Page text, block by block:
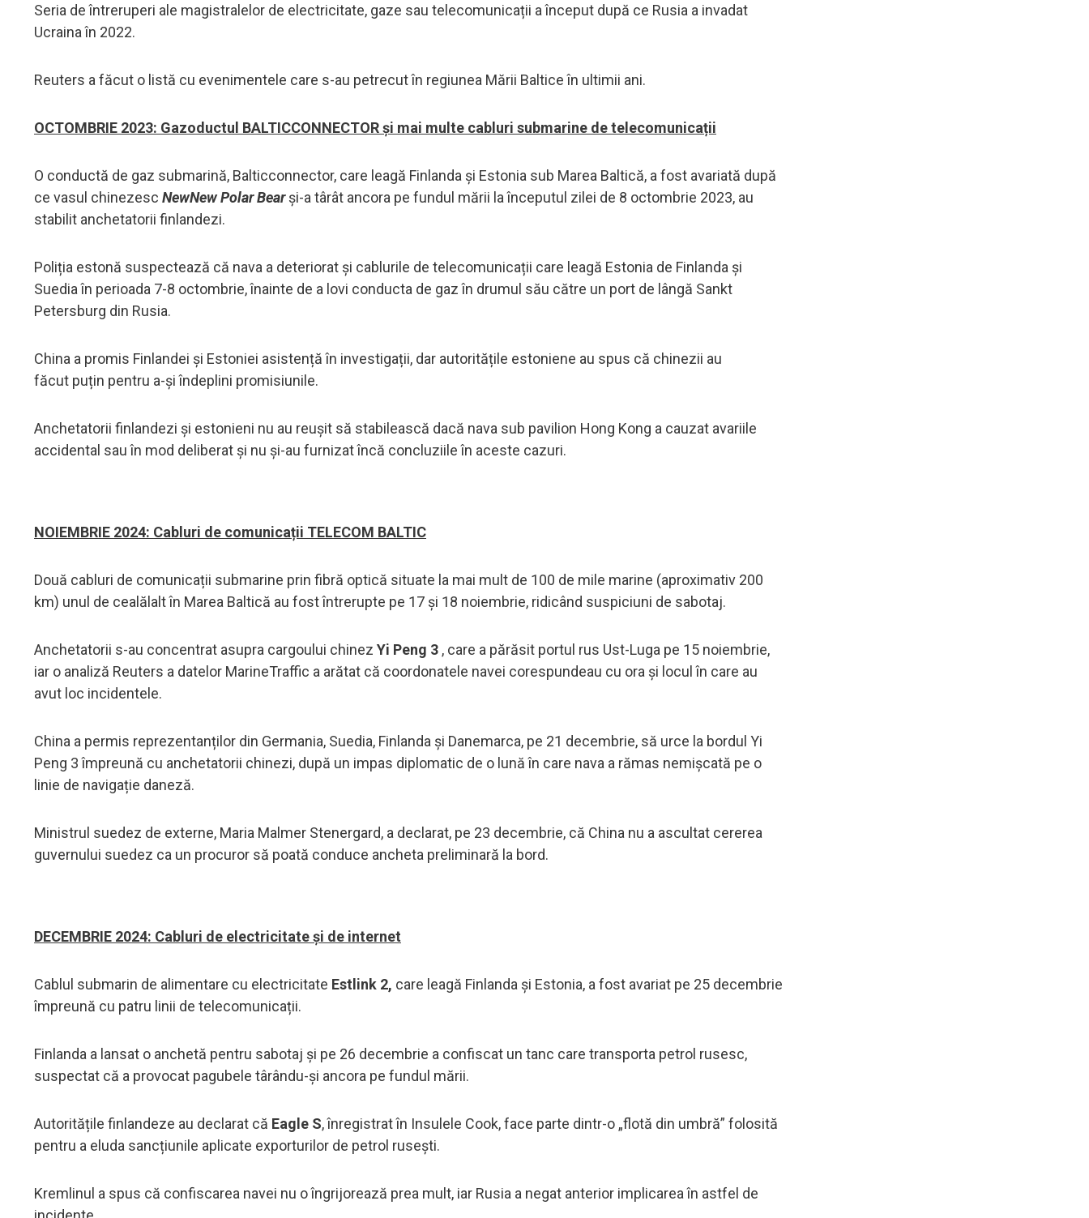
Seria de întreruperi ale magistralelor de electricitate, gaze sau telecomunicații a început după ce Rusia a invadat
Ucraina în 2022.
Reuters a făcut o listă cu evenimentele care s-au petrecut în regiunea Mării Baltice în ultimii ani.
OCTOMBRIE 2023: Gazoductul BALTICCONNECTOR și mai multe cabluri submarine de telecomunicații
O conductă de gaz submarină, Balticconnector, care leagă Finlanda și Estonia sub Marea Baltică, a fost avariată după
ce vasul chinezesc NewNew Polar Bearși-a târât ancora pe fundul mării la începutul zilei de 8 octombrie 2023, au
stabilit anchetatorii finlandezi.
Poliția estonă suspectează că nava a deteriorat și cablurile de telecomunicații care leagă Estonia de Finlanda și
Suedia în perioada 7-8 octombrie, înainte de a lovi conducta de gaz în drumul său către un port de lângă Sankt
Petersburg din Rusia.
China a promis Finlandei și Estoniei asistență în investigații, dar autoritățile estoniene au spus că chinezii au
făcut puțin pentru a-și îndeplini promisiunile.
Anchetatorii finlandezi și estonieni nu au reușit să stabilească dacă nava sub pavilion Hong Kong a cauzat avariile
accidental sau în mod deliberat și nu și-au furnizat încă concluziile în aceste cazuri.
NOIEMBRIE 2024: Cabluri de comunicații TELECOM BALTIC
Două cabluri de comunicații submarine prin fibră optică situate la mai mult de 100 de mile marine (aproximativ 200
km) unul de cealălalt în Marea Baltică au fost întrerupte pe 17 și 18 noiembrie, ridicând suspiciuni de sabotaj.
Anchetatorii s-au concentrat asupra cargoului chinez Yi Peng 3 , care a părăsit portul rus Ust-Luga pe 15 noiembrie,
iar o analiză Reuters a datelor MarineTraffic a arătat că coordonatele navei corespundeau cu ora și locul în care au
avut loc incidentele.
China a permis reprezentanților din Germania, Suedia, Finlanda și Danemarca, pe 21 decembrie, să urce la bordul Yi
Peng 3 împreună cu anchetatorii chinezi, după un impas diplomatic de o lună în care nava a rămas nemișcată pe o
linie de navigație daneză.
Ministrul suedez de externe, Maria Malmer Stenergard, a declarat, pe 23 decembrie, că China nu a ascultat cererea
guvernului suedez ca un procuror să poată conduce ancheta preliminară la bord.
DECEMBRIE 2024: Cabluri de electricitate și de internet
Cablul submarin de alimentare cu electricitate Estlink 2, care leagă Finlanda și Estonia, a fost avariat pe 25 decembrie
împreună cu patru linii de telecomunicații.
Finlanda a lansat o anchetă pentru sabotaj și pe 26 decembrie a confiscat un tanc care transporta petrol rusesc,
suspectat că a provocat pagubele târându-și ancora pe fundul mării.
Autoritățile finlandeze au declarat că Eagle S, înregistrat în Insulele Cook, face parte dintr-o „flotă din umbră” folosită
pentru a eluda sancțiunile aplicate exporturilor de petrol rusești.
Kremlinul a spus că confiscarea navei nu o îngrijorează prea mult, iar Rusia a negat anterior implicarea în astfel de